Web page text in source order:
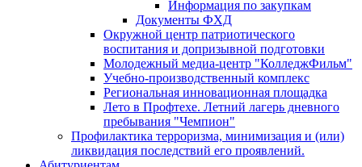
Информация по закупкам
Документы ФХД
Окружной центр патриотического
воспитания и допризывной подготовки
Молодежный медиа-центр "КолледжФильм"
Учебно-производственный комплекс
Региональная инновационная площадка
Лето в Профтехе. Летний лагерь дневного
пребывания "Чемпион"
Профилактика терроризма, минимизация и (или)
ликвидация последствий его проявлений.